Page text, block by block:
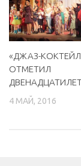
«ДЖАЗ-
ОТМЕТИЛ
4 МАЙ, 2016